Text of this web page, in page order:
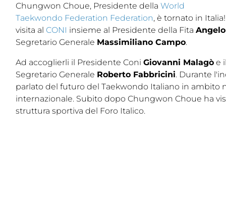
Photogallery
Videogallery
Cookie policy
Cerca
Feed
Dove siamo
Chungwon Choue, Presidente della World
Taekwondo Federation Federation, è tornato in
visita al CONI insieme al Presidente della Fita
Segretario Generale Massimiliano Campo.
Ad accoglierli il Presidente Coni Giovanni Malagòe
Segretario Generale Roberto Fabbricini. Durante
parlato del futuro del Taekwondo Italiano in ambito
internazionale. Subito dopo Chungwon Choue ha
struttura sportiva del Foro Italico.